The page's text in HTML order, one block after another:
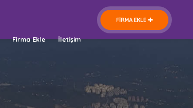
FİRMA EKLE
Firma Ekle İletişim